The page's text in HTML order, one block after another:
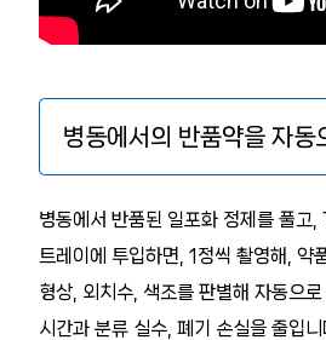
병동에서의 반품약을 자동
병동에서 반품된 일포화 정제를 풀
트레이에 투입하면, 1정씩 촬영해, 약
형상, 외치수, 색조를 판별해 자동으
시간과 분류 실수, 폐기 손실을 줄입니